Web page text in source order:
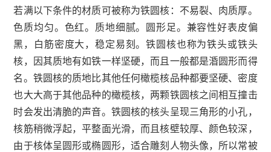
若满以下条件的材质可被称为铁圆核：不易裂、肉质厚。
色质均匀。色红。质地细腻。圆形足。兼容性好表皮偏
黑，白筋密度大，稳定易刻。铁圆核也称为铁头或铁头
核，因其质地有如铁一样坚硬，而且一般都是涽圆形而得
名。铁圆核的质地比其他任何橄榄核品种都要坚硬、密度
也大大高于其他品种的橄榄核，两颗铁圆核之间相互撞击
时会发出清脆的声音。铁圆核的核头呈现三角形的小孔，
核筋稍微浮起，平整面光滑，而且核壁较厚、颜色较深，
由于核体呈圆形或椭圆形，适合雕刻人物头像，所以常被